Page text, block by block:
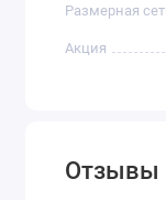
Размерная
Акция
Отзывы